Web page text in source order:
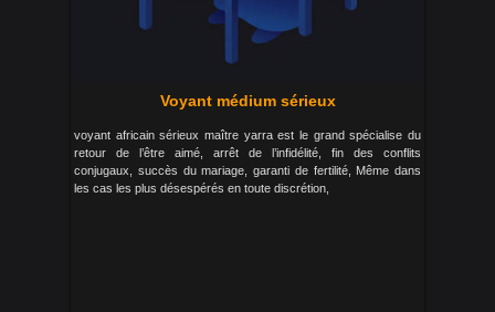
Voyant médium sérieux
voyant africain sérieux maître yarra est le grand spécialise du
retour de l’être aimé, arrêt de l’infidélité, fin des conflits
conjugaux, succès du mariage, garanti de fertilité, Même dans
les cas les plus désespérés en toute discrétion,